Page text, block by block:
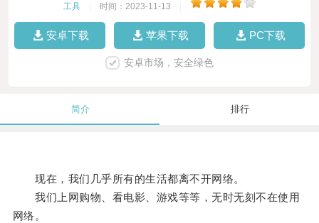
工具 时间：2023-11-13
安卓下载 苹果下载 PC下载
安卓市场，安全绿色
简介 排行
现在，我们几乎所有的生活都离不开网络。
我们上网购物、看电影、游戏等等，无时无刻不在使用
网络。